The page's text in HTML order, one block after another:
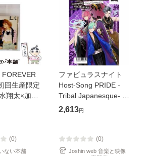
FOREVER
回生産限定
翔太×加藤
(0)
ない本舗
ファビュラスナイト
Host-Song PRIDE -
Tribal Japanesque- ネ
オバサラ/皇麗夢(豊永
2,613円
(0)
Joshin web 音楽と映像